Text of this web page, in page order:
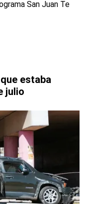
estaba
julio